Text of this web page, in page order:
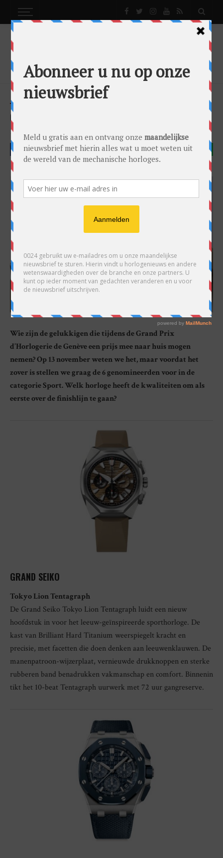
GPHG SPORT: 6 X SPORTIEF EN INNOVATIEF
News by 0024 Editorial Team GPHG 2025
FACEBOOK
Wie zijn de gelukkigen die tijdens de Grand Prix
d’Horlogerie de Genève een prijs mee naar huis mogen
nemen? Op 13 november weten we het, maar voordat het
zover is stellen we graag de 6 genomineerden voor in de
categorie Sport. Welk horloge heeft de kwaliteiten om als
eerste over de finishlijn te gaan?
GRAND SEIKO
Tokyo Lion Tentagraph
De Grand Seiko Tokyo Lion Tentagraph luidt een nieuw
hoofdstuk in voor het leeuw-geïnspireerde sporthorloge. De
kast van Brilliant Hard Titanium weerspiegelt kracht en
precisie, met facetten die doen denken aan leeuwenklauwen. De
manenpatroon-wijzerplaat, vernieuwde drukknoppen en sterke
rubberen band benadrukken vakmanschap en comfort. Binnenin
tikt het 10-beat Tentagraph uurwerk met 72 uur gangreserve.